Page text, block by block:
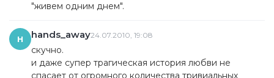
"живем одним днем".
H hands_away24.07.2010, 19:08
скучно.
и даже супер трагическая история любви не
спасает от огромного количества тривиальных